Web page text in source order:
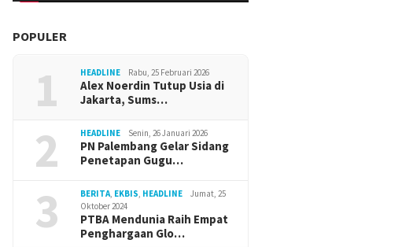
POPULER
1 HEADLINE Rabu, 25 Februari 2026
Alex Noerdin Tutup Usia di
Jakarta, Sums…
2 HEADLINE Senin, 26 Januari 2026
PN Palembang Gelar Sidang
Penetapan Gugu…
3 BERITA, EKBIS, HEADLINE
Jumat, 25
Oktober 2024
PTBA Mendunia Raih Empat
Penghargaan Glo…